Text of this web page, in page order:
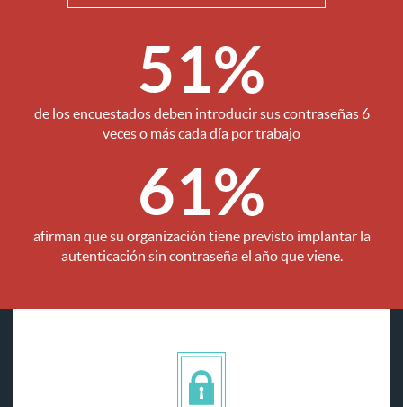
51%
de los encuestados deben introducir sus contraseñas 6
veces o más cada día por trabajo
61%
afirman que su organización tiene previsto implantar la
autenticación sin contraseña el año que viene.